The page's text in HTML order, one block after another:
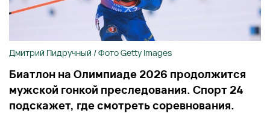
Дмитрий Пидручный / Фото Getty Images
Биатлон на Олимпиаде 2026 продолжится
мужской гонкой преследования. Спорт 24
подскажет, где смотреть соревнования.